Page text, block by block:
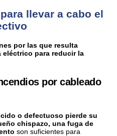
llevar a cabo el
por las que resulta
eléctrico para reducir la
por cableado
o defectuoso pierde su
chispazo, una fuga de
son suficientes para